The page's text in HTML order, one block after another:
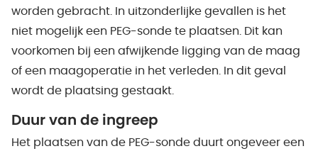
worden gebracht. In uitzonderlijke gevallen is het
niet mogelijk een PEG-sonde te plaatsen. Dit kan
voorkomen bij een afwijkende ligging van de maag
of een maagoperatie in het verleden. In dit geval
wordt de plaatsing gestaakt.
Duur van de ingreep
Het plaatsen van de PEG-sonde duurt ongeveer een